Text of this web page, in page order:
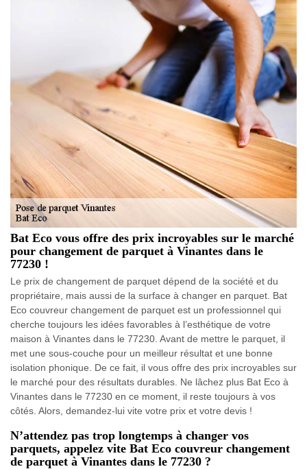
Bat Eco vous offre des prix incroyables sur le marché
pour changement de parquet à Vinantes dans le
77230 !
Le prix de changement de parquet dépend de la société et du
propriétaire, mais aussi de la surface à changer en parquet. Bat
Eco couvreur changement de parquet est un professionnel qui
cherche toujours les idées favorables à l’esthétique de votre
maison à Vinantes dans le 77230. Avant de mettre le parquet, il
met une sous-couche pour un meilleur résultat et une bonne
isolation phonique. De ce fait, il vous offre des prix incroyables sur
le marché pour des résultats durables. Ne lâchez plus Bat Eco à
Vinantes dans le 77230 en ce moment, il reste toujours à vos
côtés. Alors, demandez-lui vite votre prix et votre devis !
N’attendez pas trop longtemps à changer vos
parquets, appelez vite Bat Eco couvreur changement
de parquet à Vinantes dans le 77230 ?